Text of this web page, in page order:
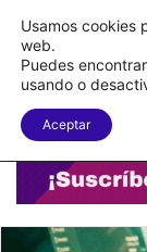
Menu
Usamos cookies
web.
Puedes
usando o
Aceptar